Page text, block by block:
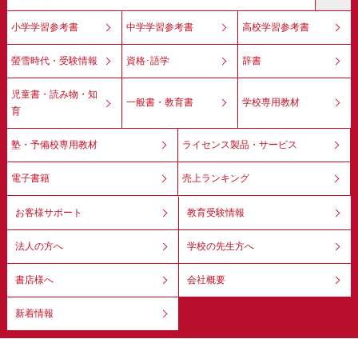
小学学習参考書 中学学習参考書 高校学習参考書
螢雪時代・受験情報 資格･語学 辞書
児童書・読み物・知
育
一般書・教育書 学校専用教材
塾・予備校専用教材 ライセンス製品・サービス
電子書籍 売上ランキング
お客様サポート 教育受験情報
法人の方へ 学校の先生方へ
書店様へ 会社概要
新着情報